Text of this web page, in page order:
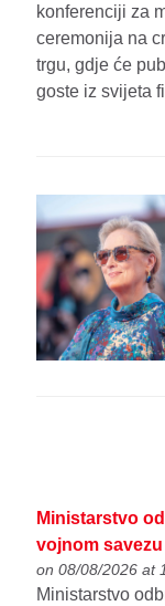
konferenciji za
ceremonija na
trgu, gdje će
goste iz svijeta
Ministarstvo
vojnom
on 08/08/2026 at
Ministarstvo